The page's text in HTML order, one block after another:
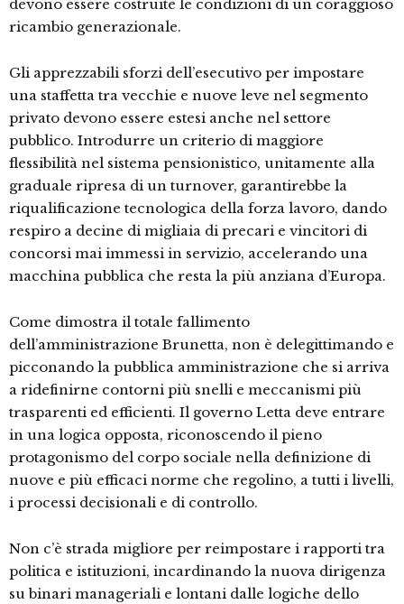
devono essere costruite le condizioni di un coraggioso
ricambio generazionale.
Gli apprezzabili sforzi dell’esecutivo per impostare
una staffetta tra vecchie e nuove leve nel segmento
privato devono essere estesi anche nel settore
pubblico. Introdurre un criterio di maggiore
flessibilità nel sistema pensionistico, unitamente alla
graduale ripresa di un turnover, garantirebbe la
riqualificazione tecnologica della forza lavoro, dando
respiro a decine di migliaia di precari e vincitori di
concorsi mai immessi in servizio, accelerando una
macchina pubblica che resta la più anziana d’Europa.
Come dimostra il totale fallimento
dell’amministrazione Brunetta, non è delegittimando e
picconando la pubblica amministrazione che si arriva
a ridefinirne contorni più snelli e meccanismi più
trasparenti ed efficienti. Il governo Letta deve entrare
in una logica opposta, riconoscendo il pieno
protagonismo del corpo sociale nella definizione di
nuove e più efficaci norme che regolino, a tutti i livelli,
i processi decisionali e di controllo.
Non c’è strada migliore per reimpostare i rapporti tra
politica e istituzioni, incardinando la nuova dirigenza
su binari manageriali e lontani dalle logiche dello